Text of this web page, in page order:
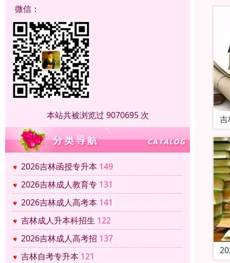
微信：
本站共被浏览过 9070695 次
2026吉林函授专升本 149
2026吉林成人教育专 131
2026吉林成人高考本 141
吉林成人升本科招生 122
2026吉林成人高考招 137
吉林自考专升本 121
吉